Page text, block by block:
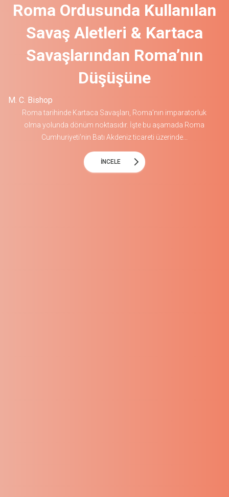
Roma Ordusunda Kullanılan
Savaş Aletleri & Kartaca
Savaşlarından Roma’nın
Düşüşüne
M. C. Bishop
Roma tarihinde Kartaca Savaşları, Roma’nın imparatorluk
olma yolunda dönüm noktasıdır. İşte bu aşamada Roma
Cumhuriyeti’nin Batı Akdeniz ticareti üzerinde...
İNCELE arrow_forward_ios